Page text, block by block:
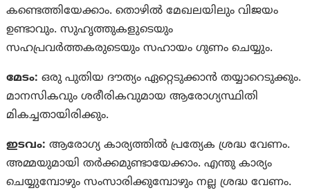
കണ്ടെത്തിയേക്കാം. തൊഴിൽ മേഖലയിലും വിജയം
ഉണ്ടാവും. സുഹൃത്തുകളുടെയും
സഹപ്രവർത്തകരുടെയും സഹായം ഗുണം ചെയ്യും.
മേടം: ഒരു പുതിയ ദൗത്യം ഏറ്റെടുക്കാന്‍ തയ്യാറെടുക്കും.
മാനസികവും ശരീരികവുമായ ആരോഗ്യസ്ഥിതി
മികച്ചതായിരിക്കും.
ഇടവം: ആരോഗ്യ കാര്യത്തിൽ പ്രത്യേക ശ്രദ്ധ വേണം.
അമ്മയുമായി തർക്കമുണ്ടായേക്കാം. എന്തു കാര്യം
ചെയ്യുമ്പോഴും സംസാരിക്കുമ്പോഴും നല്ല ശ്രദ്ധ വേണം.